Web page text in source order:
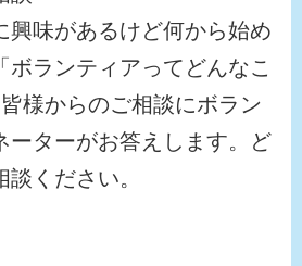
興味があるけど何から始め
ボランティアってどんなこ
様からのご相談にボラン
ーターがお答えします。ど
ください。